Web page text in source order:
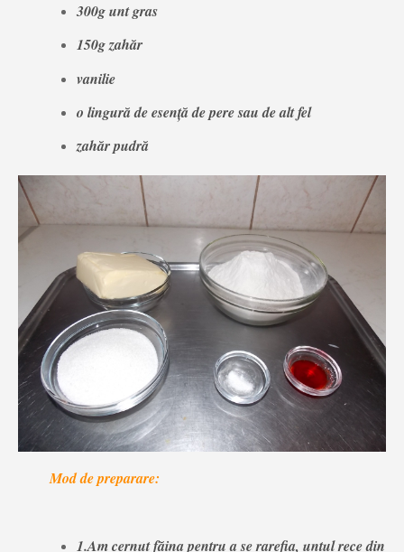
300g unt gras
150g zahăr
vanilie
o lingură de esență de pere sau de alt fel
zahăr pudră
Mod de preparare:
1.Am cernut făina pentru a se rarefia, untul rece din